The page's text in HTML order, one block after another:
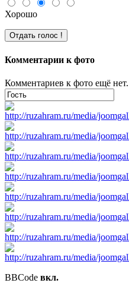
Хорошо
Комментарии к фото
Комментариев к фото ещё
BBCode вкл.